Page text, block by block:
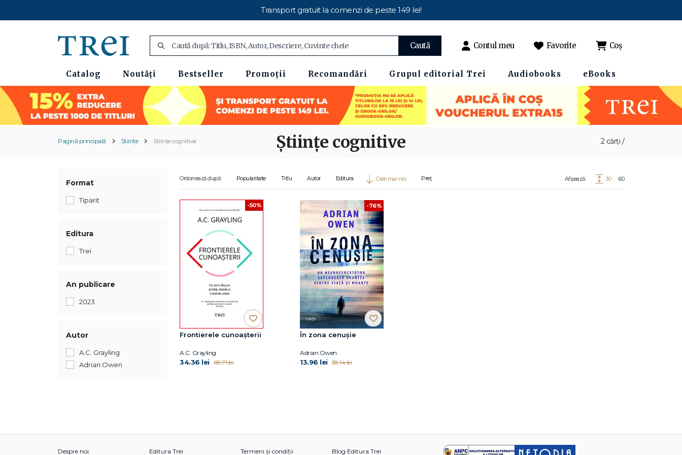
Transport gratuit la comenzi de peste 149 lei!
Caută Contul meu Favorite Coș
Catalog Noutăți Bestseller Promoții Recomandări Grupul editorial Trei Audiobooks eBooks
Pagină principală Științe Științe cognitive 2 cărți /
Științe cognitive
Format
Tiparit
Editura
Trei
An publicare
2023
Autor
A.C. Grayling
Adrian Owen
Ordonează după: Popularitate Titlu Autor Editura Cele mai noi Preț Afișează: 30 60
-50%
Frontierele cunoașterii
A.C. Grayling
34.36 lei 68.71 lei
-76%
În zona cenușie
Adrian Owen
13.96 lei 58.14 lei
Despre noi Editura Trei Termeni și condiții Blog Editura Trei